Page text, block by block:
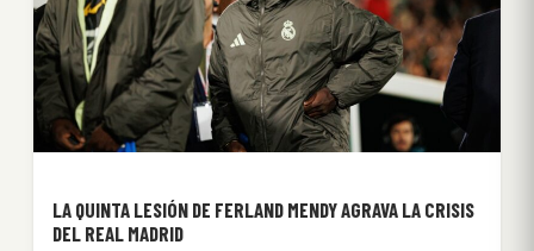
LA QUINTA LESIÓN DE FERLAND MENDY AGRAVA LA CRISIS
DEL REAL MADRID